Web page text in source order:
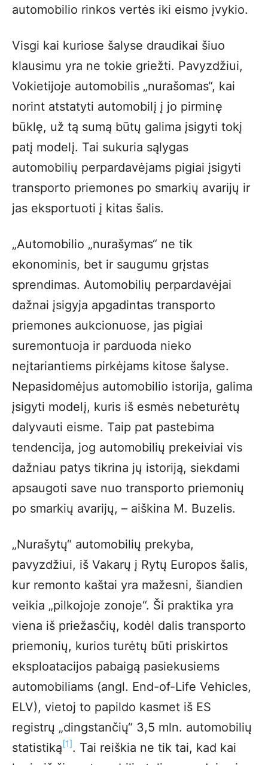
automobilio rinkos vertės iki eismo įvykio.
Visgi kai kuriose šalyse draudikai šiuo
klausimu yra ne tokie griežti. Pavyzdžiui,
Vokietijoje automobilis „nurašomas“, kai
norint atstatyti automobilį į jo pirminę
būklę, už tą sumą būtų galima įsigyti tokį
patį modelį. Tai sukuria sąlygas
automobilių perpardavėjams pigiai įsigyti
transporto priemones po smarkių avarijų ir
jas eksportuoti į kitas šalis.
„Automobilio „nurašymas“ ne tik
ekonominis, bet ir saugumu grįstas
sprendimas. Automobilių perpardavėjai
dažnai įsigyja apgadintas transporto
priemones aukcionuose, jas pigiai
suremontuoja ir parduoda nieko
neįtariantiems pirkėjams kitose šalyse.
Nepasidomėjus automobilio istorija, galima
įsigyti modelį, kuris iš esmės nebeturėtų
dalyvauti eisme. Taip pat pastebima
tendencija, jog automobilių prekeiviai vis
dažniau patys tikrina jų istoriją, siekdami
apsaugoti save nuo transporto priemonių
po smarkių avarijų, – aiškina M. Buzelis.
„Nurašytų“ automobilių prekyba,
pavyzdžiui, iš Vakarų į Rytų Europos šalis,
kur remonto kaštai yra mažesni, šiandien
veikia „pilkojoje zonoje“. Ši praktika yra
viena iš priežasčių, kodėl dalis transporto
priemonių, kurios turėtų būti priskirtos
eksploatacijos pabaigą pasiekusiems
automobiliams (angl. End-of-Life Vehicles,
ELV), vietoj to papildo kasmet iš ES
registrų „dingstančių“ 3,5 mln. automobilių
statistiką [1]. Tai reiškia ne tik tai, kad kai